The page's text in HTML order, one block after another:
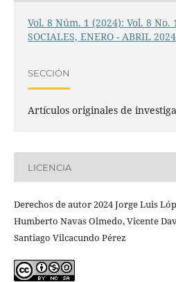
Vol. 8 Núm. 1 (2024): Vol. 8 No.
SOCIALES, ENERO - ABRIL 2024
SECCIÓN
Artículos originales de
LICENCIA
Derechos de autor 2024 Jorge Luis
Humberto Navas Olmedo, Vicente
Santiago Vilcacundo Pérez